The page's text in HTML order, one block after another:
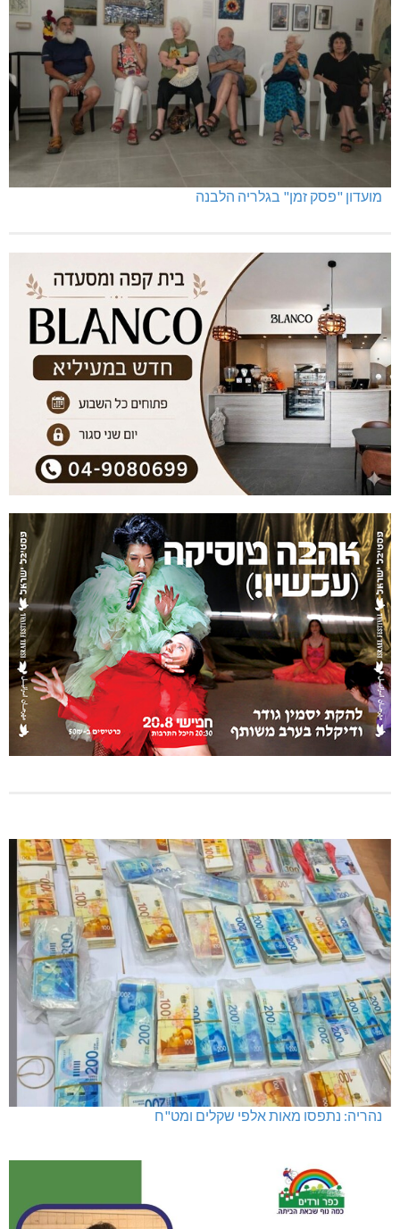
מועדון "פסק זמן" בגלריה הלבנה
נהריה: נתפסו מאות אלפי שקלים ומט"ח